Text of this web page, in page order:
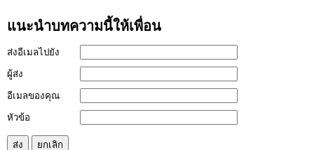
แนะนำบทความนี้ให้เพื่อน
ส่งอีเมลไปยัง
ผู้ส่ง
อีเมลของคุณ
หัวข้อ
ส่ง ยกเลิก